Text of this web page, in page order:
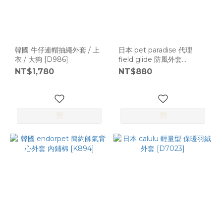
韓國 牛仔連帽抽繩外套 / 上
衣 / 大狗 [D986]
NT$1,780
日本 pet paradise 代理
field glide 防風外套
[D6534]
NT$880